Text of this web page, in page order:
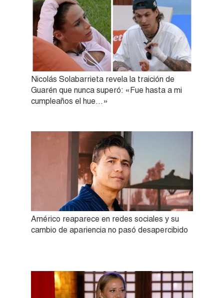
Nicolás Solabarrieta revela la traición de
Guarén que nunca superó: «Fue hasta a mi
cumpleaños el hue…»
Américo reaparece en redes sociales y su
cambio de apariencia no pasó desapercibido